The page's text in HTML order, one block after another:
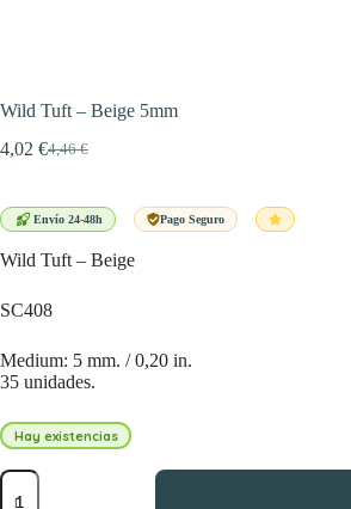
Wild Tuft – Beige 5mm
4,46€
El
era:
4,02 €El
es:
Envío 24-48h Pago Seguro
Wild Tuft – Beige
SC408
Medium: 5 mm. / 0,20 in.
35 unidades.
Hay existencias
Wild
Tuft